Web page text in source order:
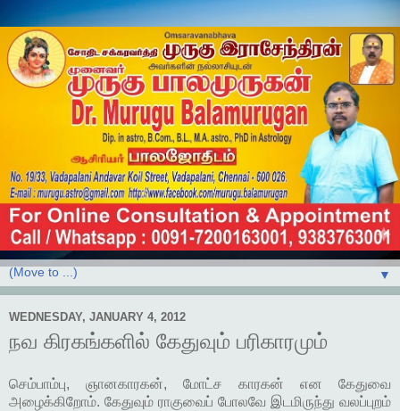
▼
WEDNESDAY, JANUARY 4, 2012
நவ கிரகங்களில் கேதுவும் பரிகாரமும்
செம்பாம்பு, ஞானகாரகன், மோட்ச காரகன் என கேதுவை
அழைக்கிறோம். கேதுவும் ராகுவைப் போலவே இடமிருந்து வலப்புறம்